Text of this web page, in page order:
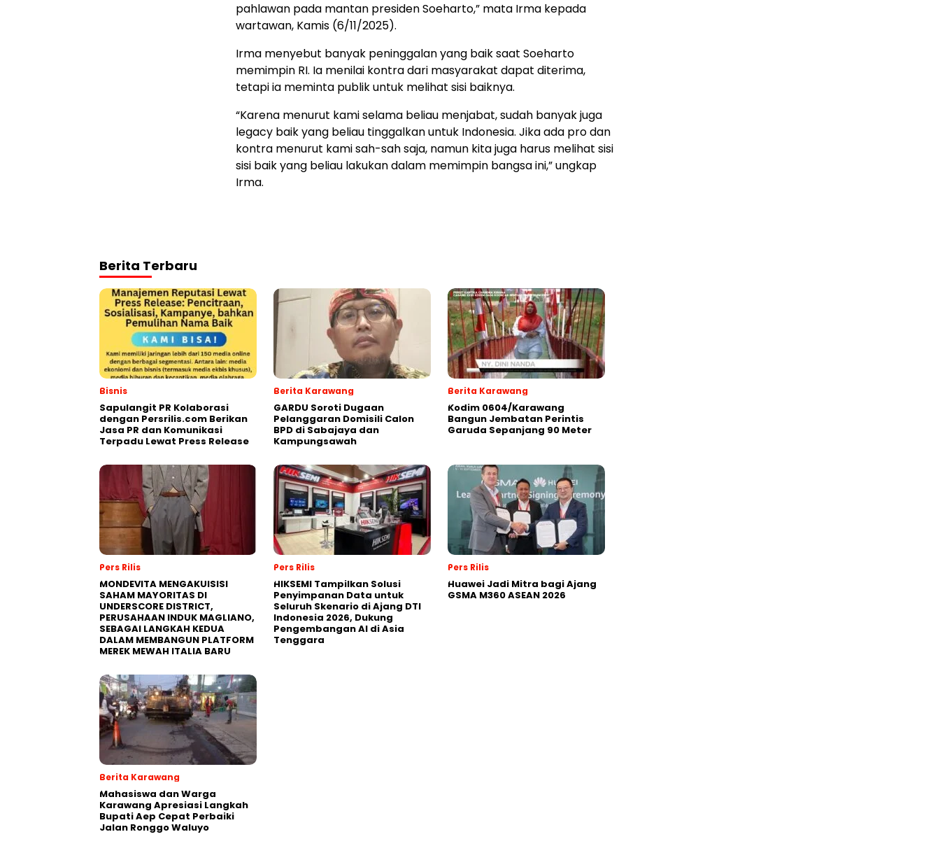
pahlawan pada mantan presiden Soeharto,” mata Irma kepada
wartawan, Kamis (6/11/2025).
Irma menyebut banyak peninggalan yang baik saat Soeharto
memimpin RI. Ia menilai kontra dari masyarakat dapat diterima,
tetapi ia meminta publik untuk melihat sisi baiknya.
“Karena menurut kami selama beliau menjabat, sudah banyak juga
legacy baik yang beliau tinggalkan untuk Indonesia. Jika ada pro dan
kontra menurut kami sah-sah saja, namun kita juga harus melihat sisi
sisi baik yang beliau lakukan dalam memimpin bangsa ini,” ungkap
Irma.
Berita Terbaru
Bisnis
Sapulangit PR Kolaborasi
dengan Persrilis.com Berikan
Jasa PR dan Komunikasi
Terpadu Lewat Press Release
Berita Karawang
GARDU Soroti Dugaan
Pelanggaran Domisili Calon
BPD di Sabajaya dan
Kampungsawah
Berita Karawang
Kodim 0604/Karawang
Bangun Jembatan Perintis
Garuda Sepanjang 90 Meter
Pers Rilis
MONDEVITA MENGAKUISISI
SAHAM MAYORITAS DI
UNDERSCORE DISTRICT,
PERUSAHAAN INDUK MAGLIANO,
SEBAGAI LANGKAH KEDUA
DALAM MEMBANGUN PLATFORM
MEREK MEWAH ITALIA BARU
Pers Rilis
HIKSEMI Tampilkan Solusi
Penyimpanan Data untuk
Seluruh Skenario di Ajang DTI
Indonesia 2026, Dukung
Pengembangan AI di Asia
Tenggara
Pers Rilis
Huawei Jadi Mitra bagi Ajang
GSMA M360 ASEAN 2026
Berita Karawang
Mahasiswa dan Warga
Karawang Apresiasi Langkah
Bupati Aep Cepat Perbaiki
Jalan Ronggo Waluyo